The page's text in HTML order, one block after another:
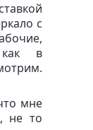
с
как в
мне
не то